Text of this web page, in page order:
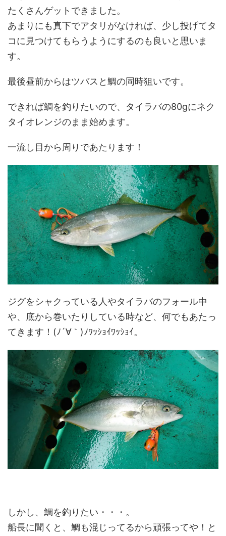
たくさんゲットできました。
あまりにも真下でアタリがなければ、少し投げてタ
コに見つけてもらうようにするのも良いと思いま
す。
最後昼前からはツバスと鯛の同時狙いです。
できれば鯛を釣りたいので、タイラバの80gにネク
タイオレンジのまま始めます。
一流し目から周りであたります！
ジグをシャクっている人やタイラバのフォール中
や、底から巻いたりしている時など、何でもあたっ
てきます！(ﾉ´∀｀)ﾉﾜｯｼｮｲﾜｯｼｮｲ。
しかし、鯛を釣りたい・・・。
船長に聞くと、鯛も混じってるから頑張ってや！と